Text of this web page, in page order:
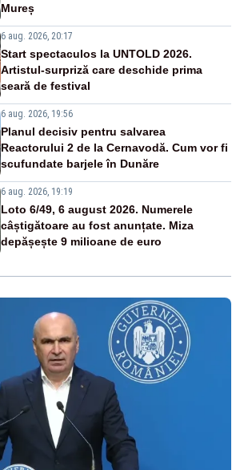
Mureș
6 aug. 2026, 20:17
Start spectaculos la UNTOLD 2026.
Artistul-surpriză care deschide prima
seară de festival
6 aug. 2026, 19:56
Planul decisiv pentru salvarea
Reactorului 2 de la Cernavodă. Cum vor fi
scufundate barjele în Dunăre
6 aug. 2026, 19:19
Loto 6/49, 6 august 2026. Numerele
câștigătoare au fost anunțate. Miza
depășește 9 milioane de euro